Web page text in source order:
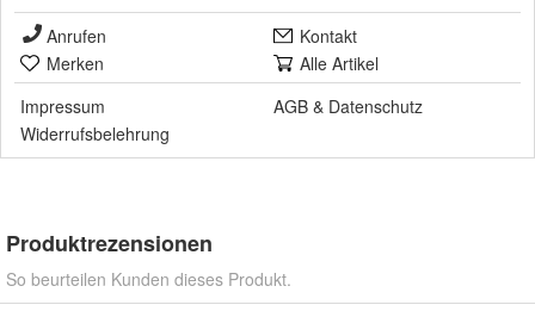
Anrufen
Kontakt
Merken
Alle Artikel
Impressum
AGB & Datenschutz
Widerrufsbelehrung
Produktrezensionen
So beurteilen Kunden dieses Produkt.